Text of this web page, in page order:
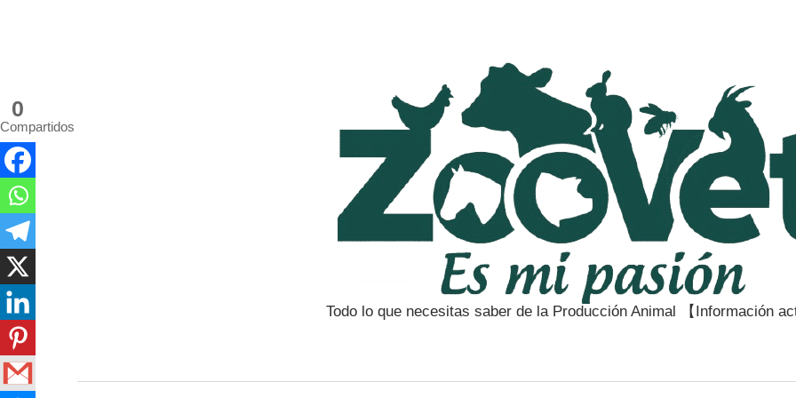
Todo lo que necesitas saber de la Producción Animal 【Información
0
Compartidos